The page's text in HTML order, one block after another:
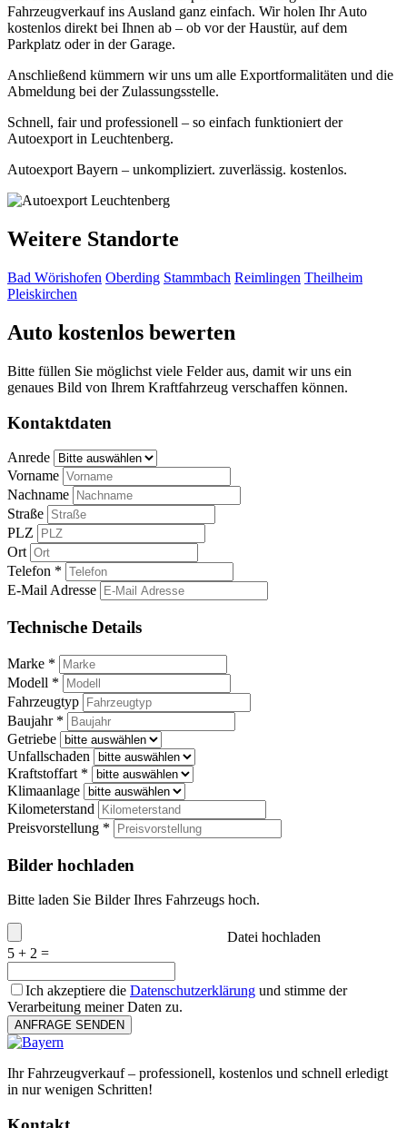
Fahrzeugverkauf ins Ausland ganz einfach. Wir holen Ihr Auto
kostenlos direkt bei Ihnen ab – ob vor der Haustür, auf dem
Parkplatz oder in der Garage.
Anschließend kümmern wir uns um alle Exportformalitäten und die
Abmeldung bei der Zulassungsstelle.
Schnell, fair und professionell – so einfach funktioniert der
Autoexport in Leuchtenberg.
Autoexport Bayern – unkompliziert. zuverlässig. kostenlos.
Weitere Standorte
Bad Wörishofen Oberding Stammbach Reimlingen Theilheim
Pleiskirchen
Auto kostenlos bewerten
Bitte füllen Sie möglichst viele Felder aus, damit wir uns ein
genaues Bild von Ihrem Kraftfahrzeug verschaffen können.
Kontaktdaten
Anrede
Vorname
Nachname
Straße
PLZ
Ort
Telefon *
E-Mail Adresse
Technische Details
Marke *
Modell *
Fahrzeugtyp
Baujahr *
Getriebe
Unfallschaden
Kraftstoffart *
Klimaanlage
Kilometerstand
Preisvorstellung *
Bilder hochladen
Bitte laden Sie Bilder Ihres Fahrzeugs hoch.
Datei hochladen
5 + 2 =
Ich akzeptiere die Datenschutzerklärung und stimme der
Verarbeitung meiner Daten zu.
ANFRAGE SENDEN
Ihr Fahrzeugverkauf – professionell, kostenlos und schnell erledigt
in nur wenigen Schritten!